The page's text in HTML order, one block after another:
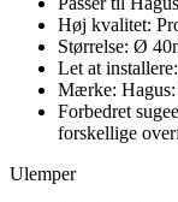
Høj kvalitet:
Størrelse: Ø
Let at
Mærke: Hagus:
Forbedret
forskellige
Ulemper